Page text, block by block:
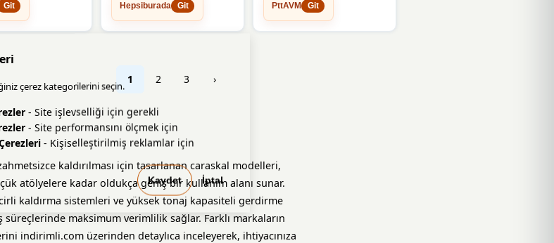
Git Hepsiburada Git PttAVM Git
1 2 3 ›
kaldırılması için tasarlanan caraskal modelleri,
atölyelere kadar oldukça geniş bir kullanım alanı sunar.
kaldırma sistemleri ve yüksek tonaj kapasiteli gerdirme
süreçlerinde maksimum verimlilik sağlar. Farklı markaların
indirimli.com üzerinden detaylıca inceleyerek, ihtiyacınıza
çerez kategorilerini seçin.
- Site işlevselliği için gerekli
- Site performansını ölçmek için
- Kişiselleştirilmiş reklamlar için
Kaydet İptal